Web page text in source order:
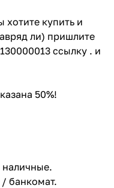
хотите купить и
ли) пришлите
ссылку . и
50%!
наличные.
банкомат.